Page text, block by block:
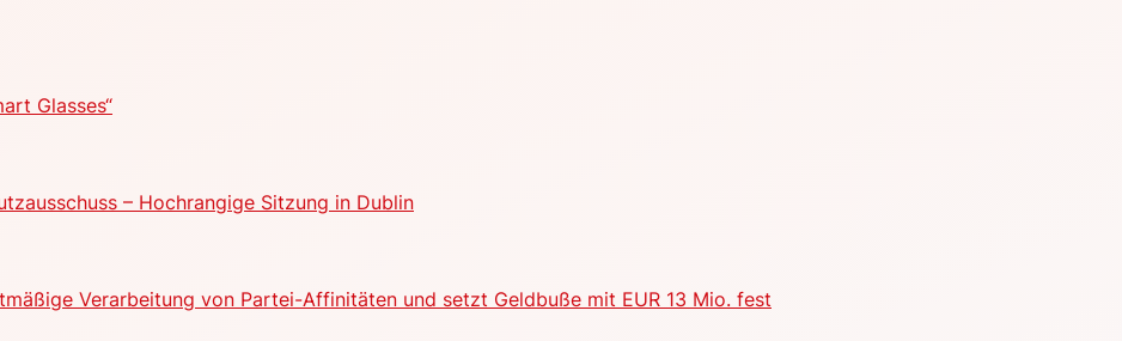
Glasses“
– Hochrangige Sitzung in Dublin
Verarbeitung von Partei-Affinitäten und setzt Geldbuße mit EUR 13 Mio. fest